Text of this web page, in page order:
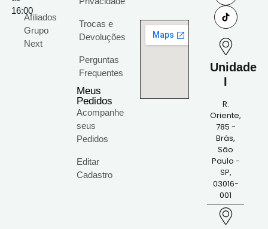
16:00
Afiliados
Grupo
Next
Trocas e
Devoluções
Perguntas
Frequentes
Meus
Pedidos
Acompanhe
seus
Pedidos
Editar
Cadastro
Unidade
I
R.
Oriente,
785 -
Brás,
São
Paulo -
SP,
03016-
001